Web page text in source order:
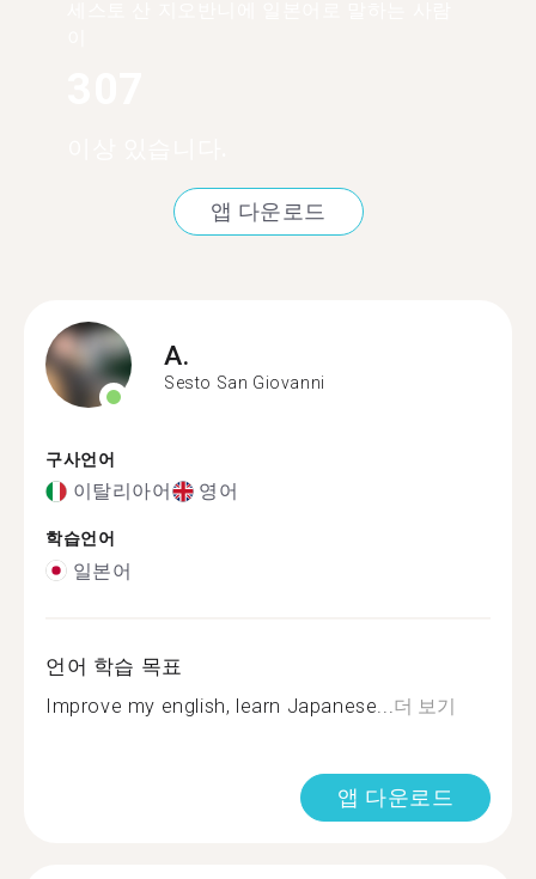
앱 다운로드
A.
Sesto San Giovanni
구사언어
이탈리아어 영어
학습언어
일본어
언어 학습 목표
Improve my english, learn Japanese... 더 보기
앱 다운로드